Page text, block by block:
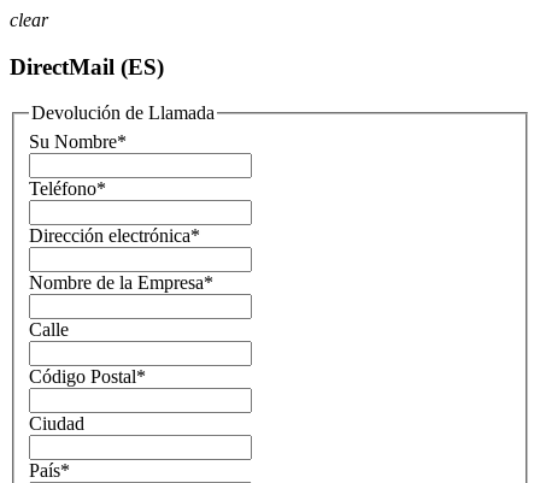
clear
DirectMail (ES)
Devolución de Llamada
Su Nombre*
Teléfono*
Dirección electrónica*
Nombre de la Empresa*
Calle
Código Postal*
Ciudad
País*